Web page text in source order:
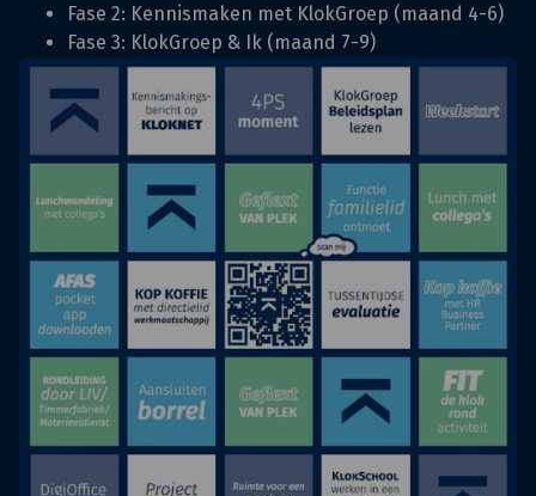
Fase 2: Kennismaken met KlokGroep (maand 4-6)
Fase 3: KlokGroep & Ik (maand 7-9)